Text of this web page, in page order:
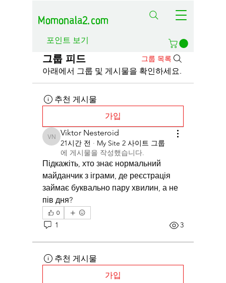
Momonala2.com
포인트 보기
그룹 피드 그룹 목록
아래에서 그룹 및 게시물을 확인하세요.
추천 게시물
가입
Viktor Nesteroid
Viktor Nesteroid
21시간 전 · My Site 2 사이트 그룹
에 게시물을 작성했습니다.
Підкажіть, хто знає нормальний
майданчик з іграми, де реєстрація
займає буквально пару хвилин, а не
пів дня?
0
1 3
추천 게시물
가입